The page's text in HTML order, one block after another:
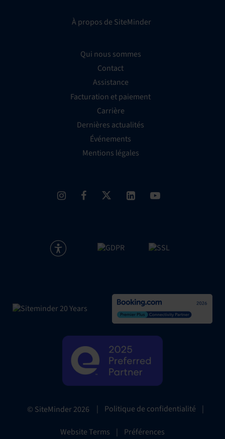
À propos de SiteMinder
Qui nous sommes
Contact
Assistance
Facturation et paiement
Carrière
Dernières actualités
Événements
Mentions légales
© SiteMinder2026 | Politique de confidentialité |
Website Terms | Préférences